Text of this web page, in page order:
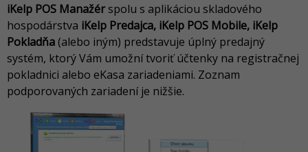
iKelp POS Manažérspolu s aplikáciou skladového
hospodárstva iKelp Predajca, iKelp POS Mobile, iKelp
Pokladňa(alebo iným) predstavuje úplný predajný
systém, ktorý Vám umožní tvoriť účtenky na registračnej
pokladnici alebo eKasa zariadeniami. Zoznam
podporovaných zariadení je nižšie.